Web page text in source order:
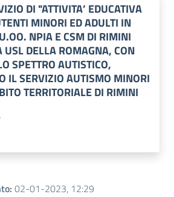
DI "ATTIVITA’ EDUCATIVA
MINORI ED ADULTI IN
NPIA E CSM DI RIMINI
USL DELLA ROMAGNA, CON
SPETTRO AUTISTICO,
IL SERVIZIO AUTISMO MINORI
TERRITORIALE DI RIMINI
: 02-01-2023, 12:29